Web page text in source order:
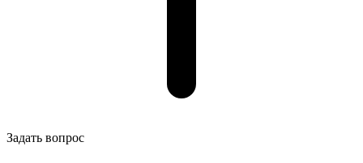
Задать вопрос